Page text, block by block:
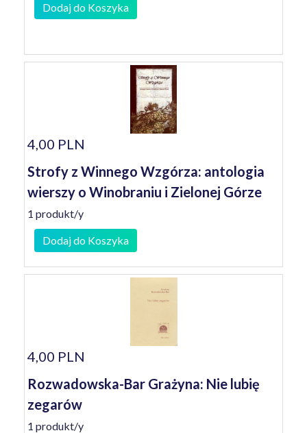
Dodaj do Koszyka
4,00 PLN
Strofy z Winnego Wzgórza: antologia
wierszy o Winobraniu i Zielonej Górze
1 produkt/y
Dodaj do Koszyka
4,00 PLN
Rozwadowska-Bar Grażyna: Nie lubię
zegarów
1 produkt/y